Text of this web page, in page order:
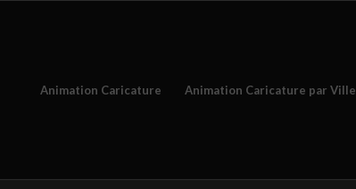
Animation Caricature Animation Caricature par Ville